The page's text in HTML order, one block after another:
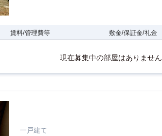
賃料/管理費等 敷金/保証金/礼金
現在募集中の部屋はありません
一戸建て